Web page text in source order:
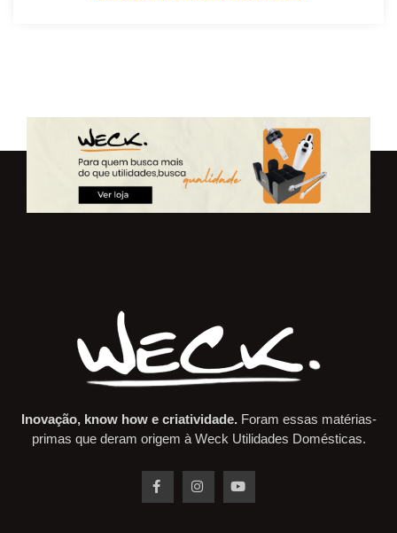
Inovação, know how e criatividade. Foram essas matérias-
primas que deram origem à Weck Utilidades Domésticas.